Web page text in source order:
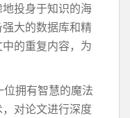
投身于知识的海
大的数据库和精
的重复内容，为
位拥有智慧的魔法
对论文进行深度